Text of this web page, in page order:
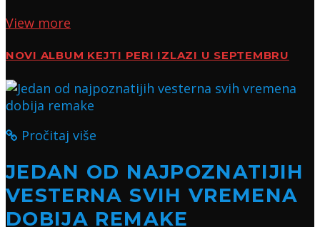
View more
NOVI ALBUM KEJTI PERI IZLAZI U SEPTEMBRU
Pročitaj više
JEDAN OD NAJPOZNATIJIH
VESTERNA SVIH VREMENA
DOBIJA REMAKE